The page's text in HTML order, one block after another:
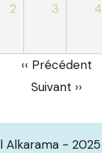
2 3 4
‹‹ Précédent
Suivant ››
Alkarama - 2025